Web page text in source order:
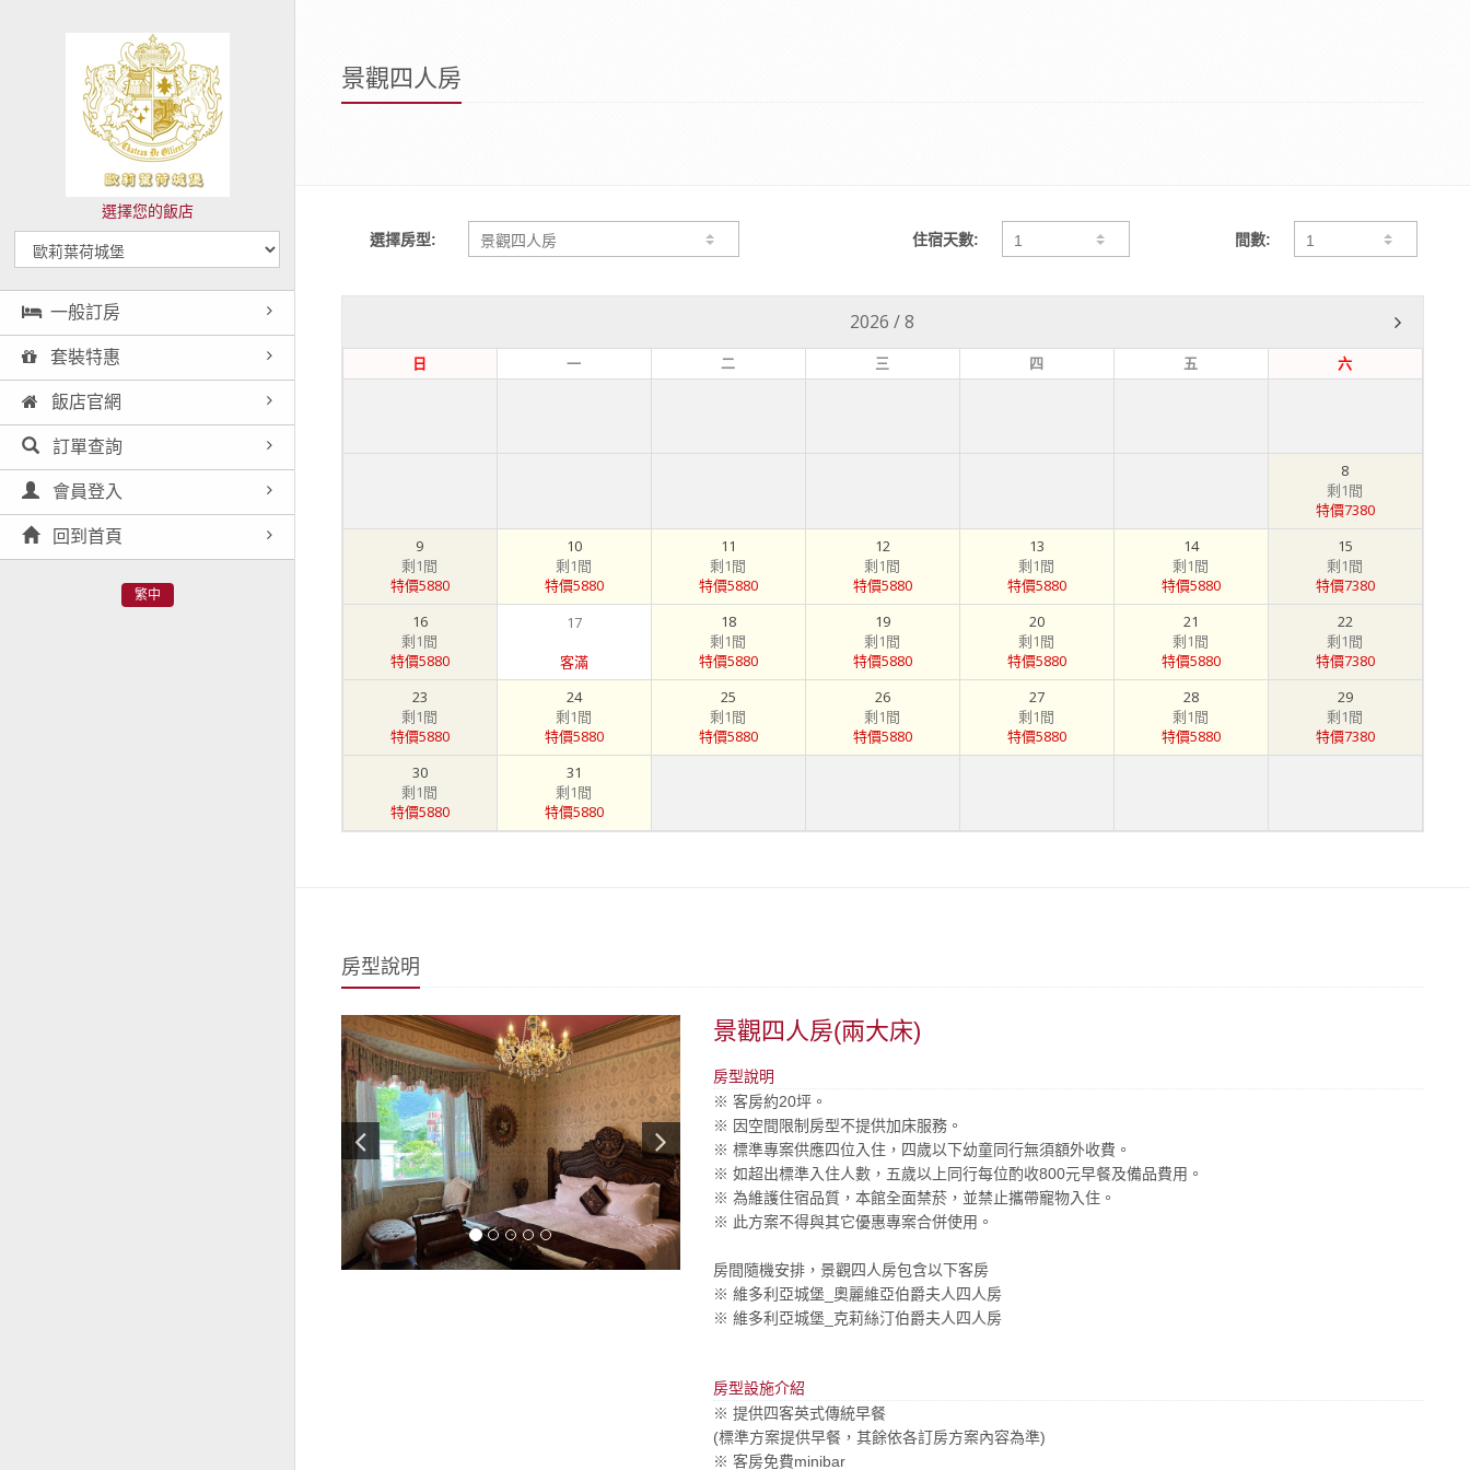
選擇您的飯店
一般訂房
套裝特惠
飯店官網
訂單查詢
會員登入
回到首頁
繁中
景觀四人房
選擇房型: 住宿天數: 間數:
2026 /8
日 一 二 三 四 五 六
8
剩1間
特價7380
9
剩1間
特價5880
10
剩1間
特價5880
11
剩1間
特價5880
12
剩1間
特價5880
13
剩1間
特價5880
14
剩1間
特價5880
15
剩1間
特價7380
16
剩1間
特價5880
17
客滿
18
剩1間
特價5880
19
剩1間
特價5880
20
剩1間
特價5880
21
剩1間
特價5880
22
剩1間
特價7380
23
剩1間
特價5880
24
剩1間
特價5880
25
剩1間
特價5880
26
剩1間
特價5880
27
剩1間
特價5880
28
剩1間
特價5880
29
剩1間
特價7380
30
剩1間
特價5880
31
剩1間
特價5880
房型說明
景觀四人房(兩大床)
房型說明
※ 客房約20坪。​
※ 因空間限制房型不提供加床服務。
※ 標準專案供應四位入住，四歲以下幼童同行無須額外收費。
※ 如超出標準入住人數，五歲以上同行每位酌收800元早餐及備品費用。
※ 為維護住宿品質，本館全面禁菸，並禁止攜帶寵物入住。
※ 此方案不得與其它優惠專案合併使用。
房間隨機安排，景觀四人房包含以下客房
※ 維多利亞城堡_奧麗維亞伯爵夫人四人房
※ 維多利亞城堡_克莉絲汀伯爵夫人四人房
房型設施介紹
※ 提供四客英式傳統早餐
(標準方案提供早餐，其餘依各訂房方案內容為準)
※ 客房免費minibar